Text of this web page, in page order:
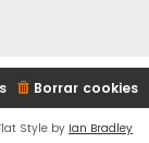
Borrar cookies
Style by Ian Bradley